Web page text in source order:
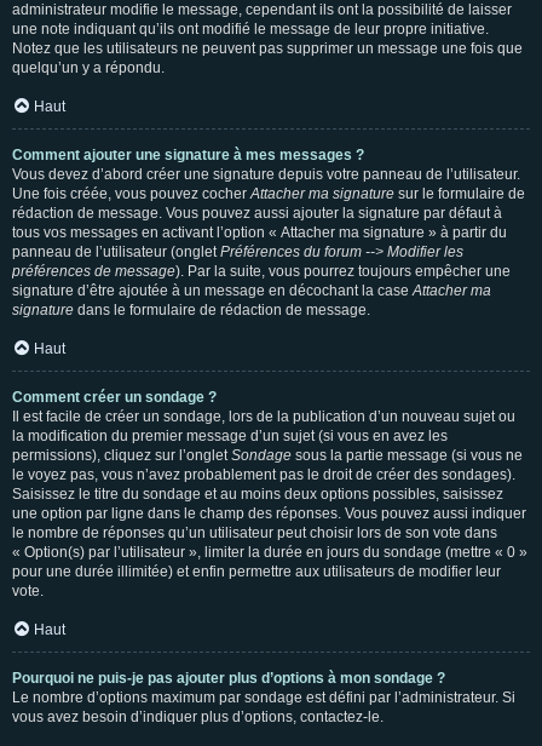
administrateur modifie le message, cependant ils ont la possibilité de laisser
une note indiquant qu’ils ont modifié le message de leur propre initiative.
Notez que les utilisateurs ne peuvent pas supprimer un message une fois que
quelqu’un y a répondu.
Haut
Comment ajouter une signature à mes messages ?
Vous devez d’abord créer une signature depuis votre panneau de l’utilisateur.
Une fois créée, vous pouvez cocherAttacher ma signature sur le formulaire de
rédaction de message. Vous pouvez aussi ajouter la signature par défaut à
tous vos messages en activant l’option « Attacher ma signature » à partir du
panneau de l’utilisateur (ongletPréférences du forum --> Modifier les
préférences de message). Par la suite, vous pourrez toujours empêcher une
signature d’être ajoutée à un message en décochant la caseAttacher ma
signature dans le formulaire de rédaction de message.
Haut
Comment créer un sondage ?
Il est facile de créer un sondage, lors de la publication d’un nouveau sujet ou
la modification du premier message d’un sujet (si vous en avez les
permissions), cliquez sur l’ongletSondage sous la partie message (si vous ne
le voyez pas, vous n’avez probablement pas le droit de créer des sondages).
Saisissez le titre du sondage et au moins deux options possibles, saisissez
une option par ligne dans le champ des réponses. Vous pouvez aussi indiquer
le nombre de réponses qu’un utilisateur peut choisir lors de son vote dans
« Option(s) par l’utilisateur », limiter la durée en jours du sondage (mettre « 0 »
pour une durée illimitée) et enfin permettre aux utilisateurs de modifier leur
vote.
Haut
Pourquoi ne puis-je pas ajouter plus d’options à mon sondage ?
Le nombre d’options maximum par sondage est défini par l’administrateur. Si
vous avez besoin d’indiquer plus d’options, contactez-le.